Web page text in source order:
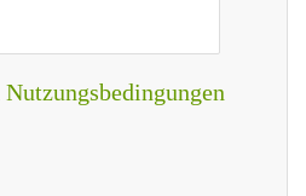
Nutzungsbedingungen